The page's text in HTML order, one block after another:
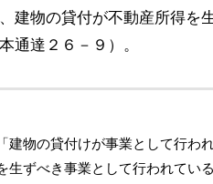
建物の貸付が不動産所得
通達２６－９）。
建物の貸付けが事業として行わ
生ずべき事業として行われてい